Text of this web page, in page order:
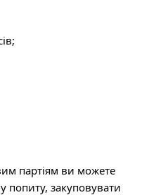
партіям ви можете
попиту, закуповувати